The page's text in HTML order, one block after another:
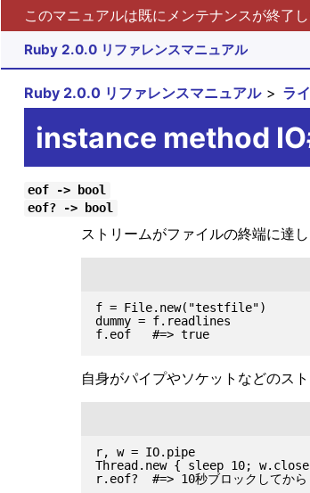
このマニュアルは既にメンテナンスが終了
Ruby 2.0.0 リファレンスマニュアル
Ruby 2.0.0 リファレンスマニュアル ラ
instance method
eof -> bool
eof? -> bool
ストリームがファイルの終端に達
f = File.new("testfile")
dummy = f.readlines
f.eof   #=> true
自身がパイプやソケットなどのス
r, w = IO.pipe
Thread.new { sleep 10;
r.eof?  #=> 10秒ブロックしてか